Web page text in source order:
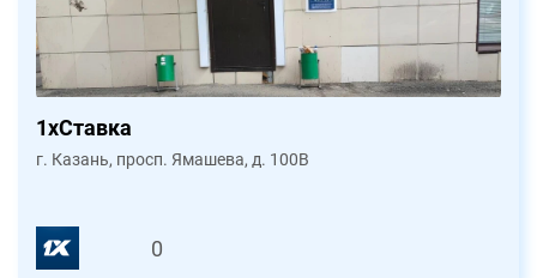
1xСтавка
г. Казань, просп. Ямашева, д. 100В
0